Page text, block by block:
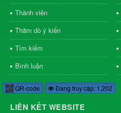
Thành viên
Thăm dò ý kiến
Tìm kiếm
Bình luận
QR-code Đang truy cập: 1,202
LIÊN KẾT WEBSITE